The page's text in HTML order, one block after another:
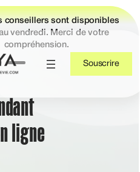
conseillers sont disponibles
vendredi. Merci de votre
compréhension.
Souscrire
ligne